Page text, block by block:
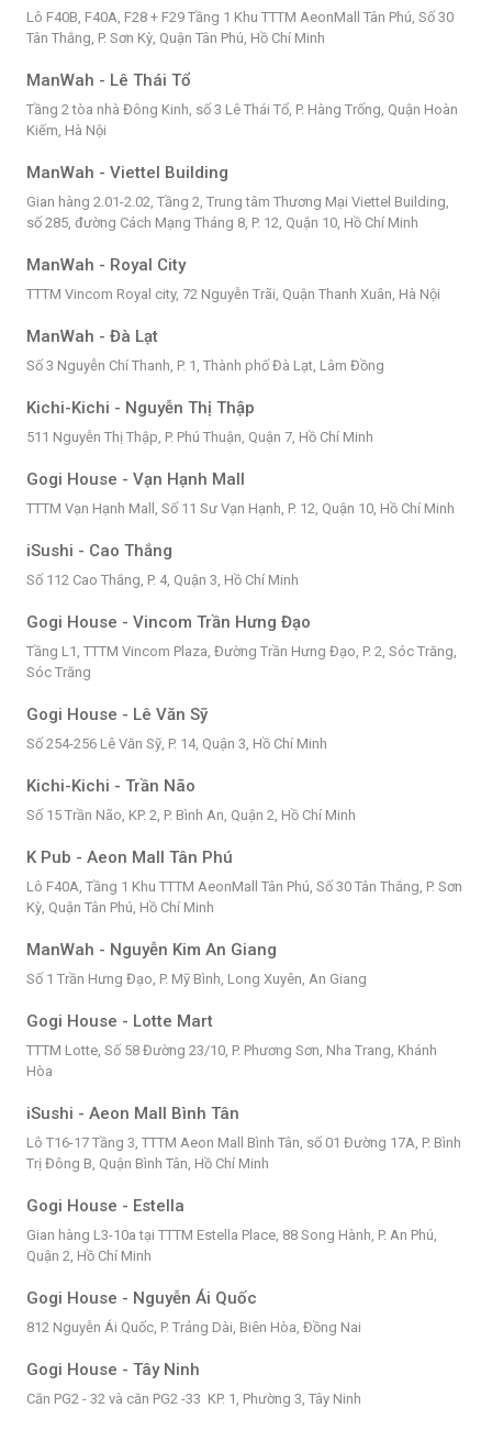
Lô F40B, F40A, F28 + F29 Tầng 1 Khu TTTM AeonMall Tân Phú, Số 30
Tân Thắng, P. Sơn Kỳ, Quận Tân Phú, Hồ Chí Minh
ManWah - Lê Thái Tổ
Tầng 2 tòa nhà Đông Kinh, số 3 Lê Thái Tổ, P. Hàng Trống, Quận Hoàn
Kiếm, Hà Nội
ManWah - Viettel Building
Gian hàng 2.01-2.02, Tầng 2, Trung tâm Thương Mại Viettel Building,
số 285, đường Cách Mạng Tháng 8, P. 12, Quận 10, Hồ Chí Minh
ManWah - Royal City
TTTM Vincom Royal city, 72 Nguyễn Trãi, Quận Thanh Xuân, Hà Nội
ManWah - Đà Lạt
Số 3 Nguyễn Chí Thanh, P. 1, Thành phố Đà Lạt, Lâm Đồng
Kichi-Kichi - Nguyễn Thị Thập
511 Nguyễn Thị Thập, P. Phú Thuận, Quận 7, Hồ Chí Minh
Gogi House - Vạn Hạnh Mall
TTTM Vạn Hạnh Mall, Số 11 Sư Vạn Hạnh, P. 12, Quận 10, Hồ Chí Minh
iSushi - Cao Thắng
Số 112 Cao Thắng, P. 4, Quận 3, Hồ Chí Minh
Gogi House - Vincom Trần Hưng Đạo
Tầng L1, TTTM Vincom Plaza, Đường Trần Hưng Đạo, P. 2, Sóc Trăng,
Sóc Trăng
Gogi House - Lê Văn Sỹ
Số 254-256 Lê Văn Sỹ, P. 14, Quận 3, Hồ Chí Minh
Kichi-Kichi - Trần Não
Số 15 Trần Não, KP. 2, P. Bình An, Quận 2, Hồ Chí Minh
K Pub - Aeon Mall Tân Phú
Lô F40A, Tầng 1 Khu TTTM AeonMall Tân Phú, Số 30 Tân Thắng, P. Sơn
Kỳ, Quận Tân Phú, Hồ Chí Minh
ManWah - Nguyễn Kim An Giang
Số 1 Trần Hưng Đạo, P. Mỹ Bình, Long Xuyên, An Giang
Gogi House - Lotte Mart
TTTM Lotte, Số 58 Đường 23/10, P. Phương Sơn, Nha Trang, Khánh
Hòa
iSushi - Aeon Mall Bình Tân
Lô T16-17 Tầng 3, TTTM Aeon Mall Bình Tân, số 01 Đường 17A, P. Bình
Trị Đông B, Quận Bình Tân, Hồ Chí Minh
Gogi House - Estella
Gian hàng L3-10a tại TTTM Estella Place, 88 Song Hành, P. An Phú,
Quận 2, Hồ Chí Minh
Gogi House - Nguyễn Ái Quốc
812 Nguyễn Ái Quốc, P. Trảng Dài, Biên Hòa, Đồng Nai
Gogi House - Tây Ninh
Căn PG2 - 32 và căn PG2 -33 KP. 1, Phường 3, Tây Ninh